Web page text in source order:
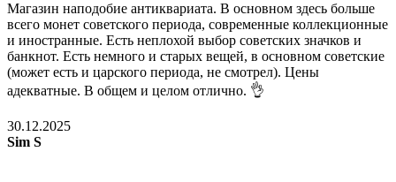
Магазин наподобие антиквариата. В основном здесь больше
всего монет советского периода, современные коллекционные
и иностранные. Есть неплохой выбор советских значков и
банкнот. Есть немного и старых вещей, в основном советские
(может есть и царского периода, не смотрел). Цены
адекватные. В общем и целом отлично. 👌
30.12.2025
Sim S